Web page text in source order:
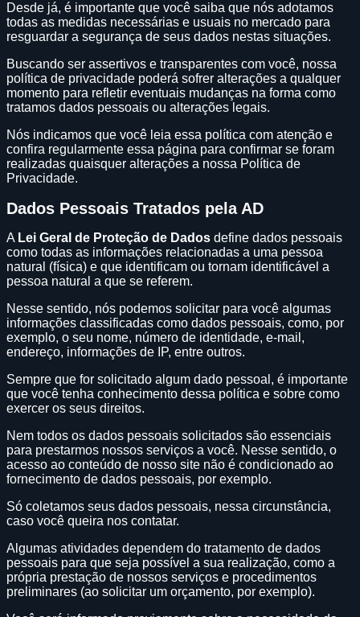
Desde já, é importante que você saiba que nós adotamos
todas as medidas necessárias e usuais no mercado para
resguardar a segurança de seus dados nestas situações.
Buscando ser assertivos e transparentes com você, nossa
política de privacidade poderá sofrer alterações a qualquer
momento para refletir eventuais mudanças na forma como
tratamos dados pessoais ou alterações legais.
Nós indicamos que você leia essa política com atenção e
confira regularmente essa página para confirmar se foram
realizadas quaisquer alterações a nossa Política de
Privacidade.
Dados Pessoais Tratados pela AD
A Lei Geral de Proteção de Dados define dados pessoais
como todas as informações relacionadas a uma pessoa
natural (física) e que identificam ou tornam identificável a
pessoa natural a que se referem.
Nesse sentido, nós podemos solicitar para você algumas
informações classificadas como dados pessoais, como, por
exemplo, o seu nome, número de identidade, e-mail,
endereço, informações de IP, entre outros.
Sempre que for solicitado algum dado pessoal, é importante
que você tenha conhecimento dessa política e sobre como
exercer os seus direitos.
Nem todos os dados pessoais solicitados são essenciais
para prestarmos nossos serviços a você. Nesse sentido, o
acesso ao conteúdo de nosso site não é condicionado ao
fornecimento de dados pessoais, por exemplo.
Só coletamos seus dados pessoais, nessa circunstância,
caso você queira nos contatar.
Algumas atividades dependem do tratamento de dados
pessoais para que seja possível a sua realização, como a
própria prestação de nossos serviços e procedimentos
preliminares (ao solicitar um orçamento, por exemplo).